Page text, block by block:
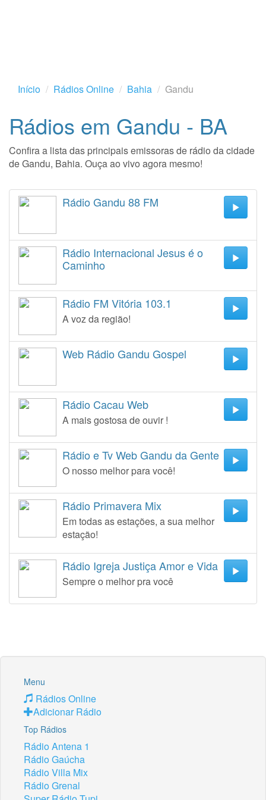
Início Rádios Online Bahia Gandu
Rádios em Gandu - BA
Confira a lista das principais emissoras de rádio da cidade
de Gandu, Bahia. Ouça ao vivo agora mesmo!
Rádio Gandu 88 FM
Rádio Internacional Jesus é o
Caminho
Rádio FM Vitória 103.1
A voz da região!
Web Rádio Gandu Gospel
Rádio Cacau Web
A mais gostosa de ouvir !
Rádio e Tv Web Gandu da Gente
O nosso melhor para você!
Rádio Primavera Mix
Em todas as estações, a sua melhor
estação!
Rádio Igreja Justiça Amor e Vida
Sempre o melhor pra você
Menu
Rádios Online
Adicionar Rádio
Top Rádios
Rádio Antena 1
Rádio Gaúcha
Rádio Villa Mix
Rádio Grenal